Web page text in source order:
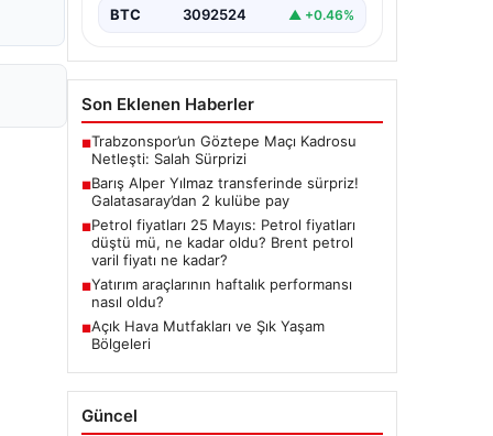
BTC 3092524 ▲ +0.46%
Son Eklenen Haberler
■Trabzonspor’un Göztepe Maçı Kadrosu
Netleşti: Salah Sürprizi
■Barış Alper Yılmaz transferinde sürpriz!
Galatasaray’dan 2 kulübe pay
■Petrol fiyatları 25 Mayıs: Petrol fiyatları
düştü mü, ne kadar oldu? Brent petrol
varil fiyatı ne kadar?
■Yatırım araçlarının haftalık performansı
nasıl oldu?
■Açık Hava Mutfakları ve Şık Yaşam
Bölgeleri
Güncel